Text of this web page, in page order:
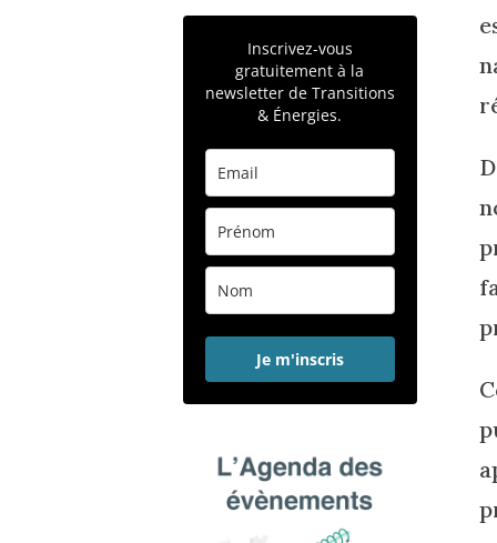
Inscrivez-vous
gratuitement à la
newsletter de Transitions
& Énergies.
Je m'inscris